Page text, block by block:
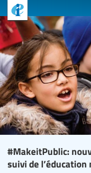
#MakeitPublic:
suivi de